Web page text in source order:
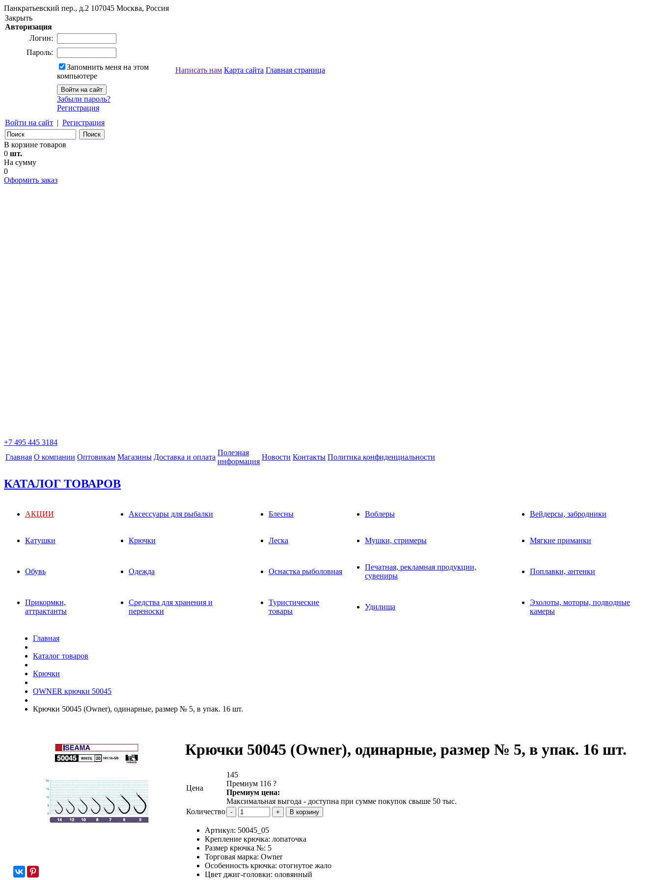
Панкратьевский пер., д.2 107045 Москва, Россия
Закрыть
Авторизация
Логин:
Пароль:
Запомнить меня на этом
компьютере
Забыли пароль?
Регистрация
Войти на сайт | Регистрация
Написать нам Карта сайта Главная страница
В корзине товаров
0 шт.
На сумму
0
Оформить заказ
+7 495 445 3184
Главная О компании Оптовикам Магазины Доставка и оплата
Полезная
информация
Новости Контакты Политика конфиденциальности
КАТАЛОГ ТОВАРОВ
АКЦИИ Аксессуары для рыбалки Блесны Воблеры Вейдерсы, забродники
Катушки Крючки Леска Мушки, стримеры Мягкие приманки
Обувь Одежда Оснастка рыболовная
Печатная, рекламная продукции,
сувениры
Поплавки, антенки
Прикормки,
аттрактанты
Средства для хранения и
переноски
Туристические
товары
Удилища
Эхолоты, моторы, подводные
камеры
Главная
Каталог товаров
Крючки
OWNER крючки 50045
Крючки 50045 (Owner), одинарные, размер № 5, в упак. 16 шт.
Крючки 50045 (Owner), одинарные, размер № 5, в упак. 16 шт.
Цена
145
Премиум 116 ?
Премиум цена:
Максимальная выгода - доступна при сумме покупок свыше 50 тыс.
Количество
Артикул: 50045_05
Крепление крючка: лопаточка
Размер крючка №: 5
Торговая марка: Owner
Особенность крючка: отогнутое жало
Цвет джиг-головки: оловянный